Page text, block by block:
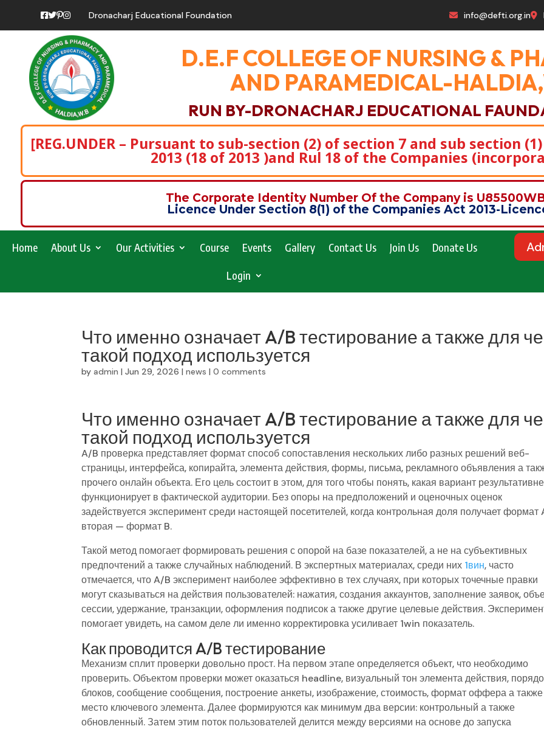
Dronacharj Educational Foundation info@defti.org.in
D.E.F COLLEGE OF NURSING &
AND PARAMEDICAL-
RUN BY-DRONACHARJ EDUCATIONAL
[REG.UNDER – Pursuant to sub-section (2) of section 7 and sub section
2013 (18 of 2013 )and Rul 18 of the Companies
The Corporate Identity Number Of the Company is
Licence Under Section 8(1) of the Companies Act 2013-
Home About Us Our Activities Course Events Gallery Contact Us Join Us Donate Us
Login
Что именно означает A/B тестирование а также для
такой подход используется
byadmin |Jun 29, 2026 |news |0 comments
Что именно означает A/B тестирование а также для
такой подход используется
A/B проверка представляет формат способ сопоставления нескольких либо разных решений веб-
страницы, интерфейса, копирайта, элемента действия, формы, письма, рекламного объявления а
прочего онлайн объекта. Его цель состоит в этом, для того чтобы понять, какая вариант
функционирует в фактической аудитории. Без опоры на предположений и оценочных оценок
задействуется эксперимент среди настоящей посетителей, когда контрольная доля получает формат
вторая — формат B.
Такой метод помогает формировать решения с опорой на базе показателей, а не на субъективных
предпочтений а также случайных наблюдений. В экспертных материалах, среди них 1вин, часто
отмечается, что A/B эксперимент наиболее эффективно в тех случаях, при которых точечные правки
могут сказываться на действия пользователей: нажатия, создания аккаунтов, заполнение заявок,
сессии, удержание, транзакции, оформления подписок а также другие целевые действия.
помогает увидеть, на самом деле ли именно корректировка усиливает 1win показатель.
Как проводится A/B тестирование
Механизм сплит проверки довольно прост. На первом этапе определяется объект, что необходимо
проверить. Объектом проверки может оказаться headline, визуальный тон элемента действия,
блоков, сообщение сообщения, построение анкеты, изображение, стоимость, формат оффера а также
место ключевого элемента. Далее формируются как минимум два версии: контрольный а также
обновленный. Затем этим поток пользователей делится между версиями на основе до запуска